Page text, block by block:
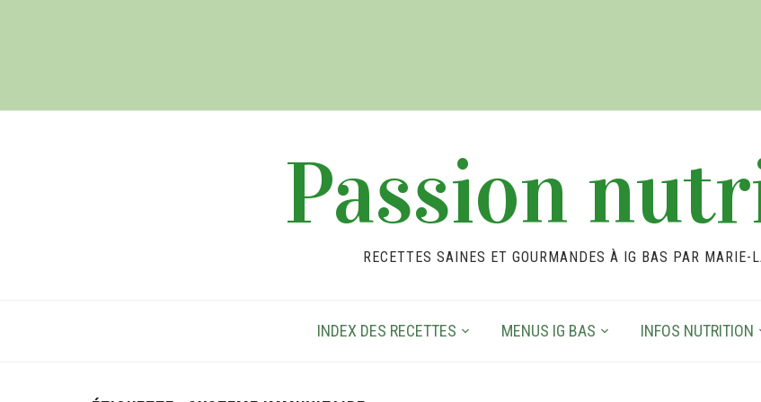
Passion
RECETTES SAINES ET GOURMANDES À IG BAS PAR MARIE-
INDEX DES RECETTES MENUS IG BAS INFOS NUTRITION